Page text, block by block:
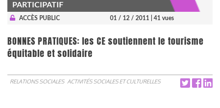
PARTICIPATIF
ACCÈS PUBLIC 01 / 12 / 2011 | 41 vues
BONNES PRATIQUES: les CE soutiennent le tourisme
équitable et solidaire
RELATIONS SOCIALES ACTIVITÉS SOCIALES ET CULTURELLES